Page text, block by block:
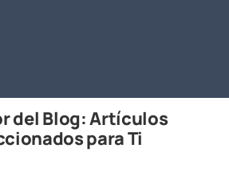
del Blog: Artículos
para Ti